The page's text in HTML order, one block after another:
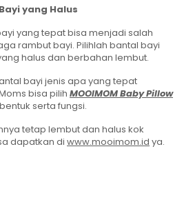
yang Halus
yang tepat bisa menjadi salah
rambut bayi. Pilihlah bantal bayi
halus dan berbahan lembut.
bayi jenis apa yang tepat
bisa pilih MOOIMOM Baby Pillow
serta fungsi.
tetap lembut dan halus kok
dapatkan di www.mooimom.id ya.